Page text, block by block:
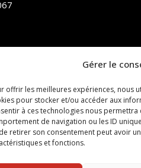
Gérer le
offrir les meilleures expériences, nous
pour stocker et/ou accéder aux
à ces technologies nous
de navigation ou les ID
retirer son consentement peut avoir
et fonctions.